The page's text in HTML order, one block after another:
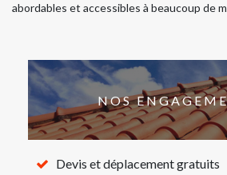
abordables et accessibles à beaucoup de
NOS
Devis et déplacement gratuits